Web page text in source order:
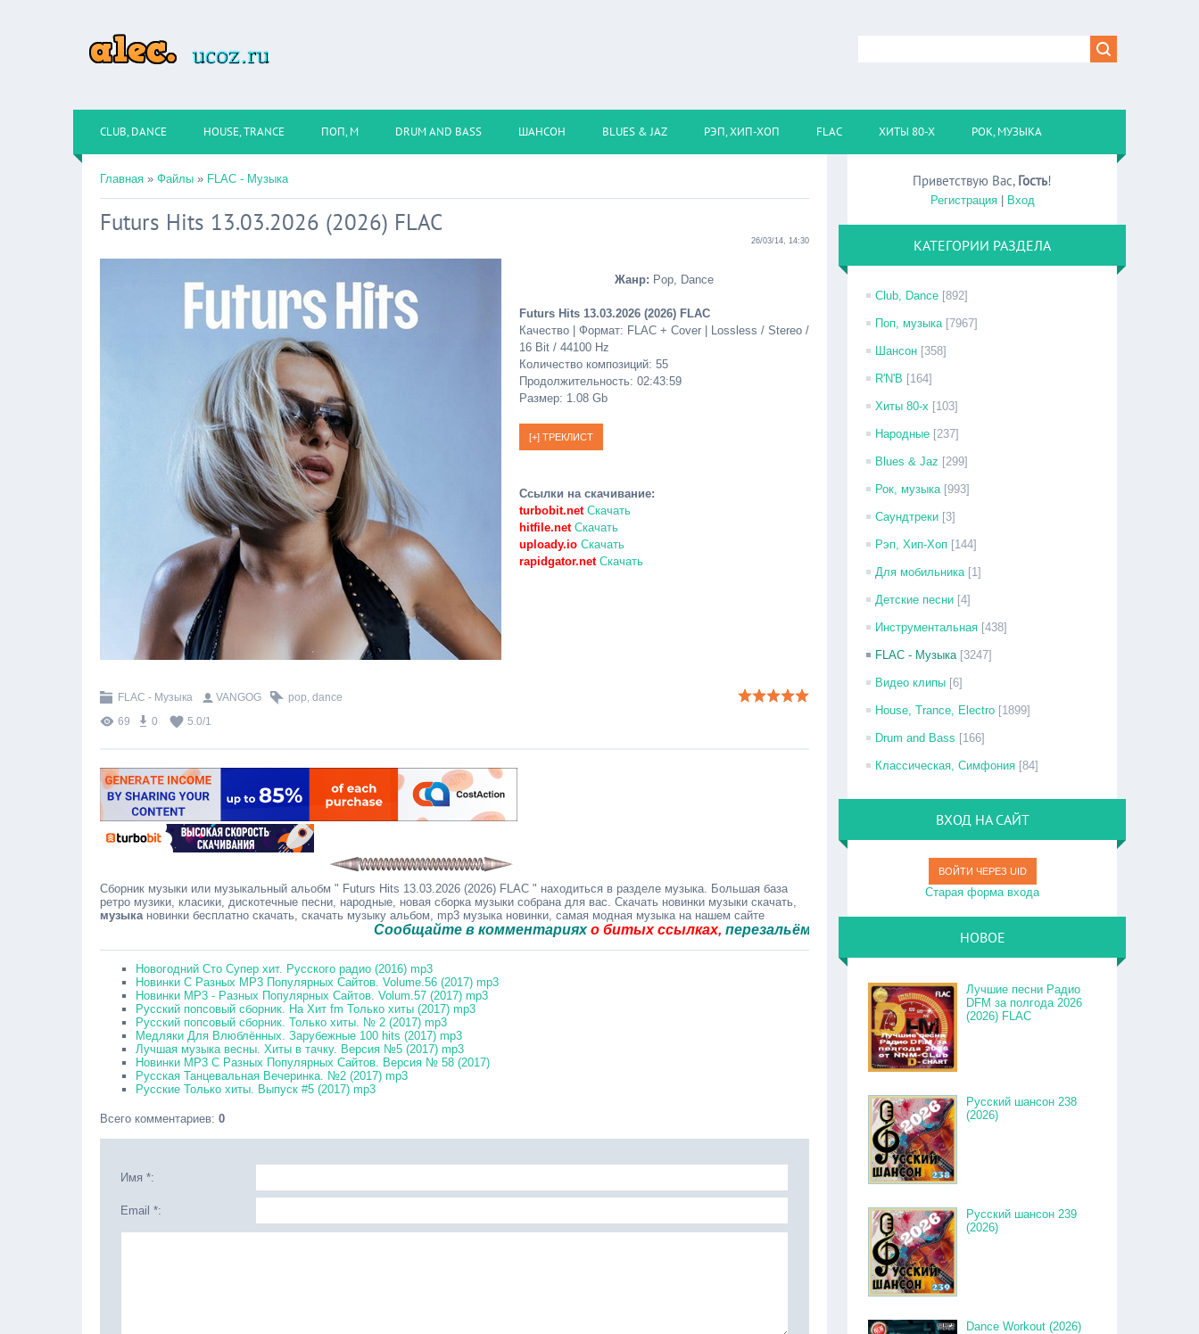
CLUB, DANCE HOUSE, TRANCE ПОП, М DRUM AND BASS ШАНСОН BLUES & JAZ РЭП, ХИП-ХОП FLAC ХИТЫ 80-Х РОК, МУЗЫКА
Главная » Файлы » FLAC - Музыка
Futurs Hits 13.03.2026 (2026) FLAC
26/03/14, 14:30
Жанр: Pop, Dance
Futurs Hits 13.03.2026 (2026) FLAC
Качество | Формат: FLAC + Cover | Lossless / Stereo /
16 Bit / 44100 Hz
Количество композиций: 55
Продолжительность: 02:43:59
Размер: 1.08 Gb
Ссылки на скачивание:
turbobit.netСкачать
hitfile.netСкачать
uploady.io Скачать
rapidgator.netСкачать
FLAC - Музыка VANGOG pop, dance
69
0 5.0/1
Сборник музыки или музыкальный альобм " Futurs Hits 13.03.2026 (2026) FLAC " находиться в разделе музыка. Большая база
ретро музики, класики, дискотечные песни, народные, новая сборка музыки собрана для вас. Скачать новинки музыки скачать,
музыкановинки бесплатно скачать, скачать музыку альбом, mp3 музыка новинки, самая модная музыка на нашем сайте
Сообщайте в комментарияхо битых ссылках,перезальём быстро.
Новогодний Сто Супер хит. Русского радио (2016) mp3
Новинки С Разных MP3 Популярных Сайтов. Volume.56 (2017) mp3
Новинки MP3 - Разных Популярных Сайтов. Volum.57 (2017) mp3
Русский попсовый сборник. На Хит fm Только хиты (2017) mp3
Русский попсовый сборник. Только хиты. № 2 (2017) mp3
Медляки Для Влюблённых. Зарубежные 100 hits (2017) mp3
Лучшая музыка весны. Хиты в тачку. Версия №5 (2017) mp3
Новинки MP3 С Разных Популярных Сайтов. Версия № 58 (2017)
Русская Танцевальная Вечеринка. №2 (2017) mp3
Русские Только хиты. Выпуск #5 (2017) mp3
Всего комментариев: 0
Имя *:
Email *:
Приветствую Вас, Гость!
Регистрация| Вход
КАТЕГОРИИ РАЗДЕЛА
Club, Dance [892]
Поп, музыка [7967]
Шансон [358]
R'N'B [164]
Хиты 80-х [103]
Народные [237]
Blues & Jaz [299]
Рок, музыка [993]
Саундтреки [3]
Рэп, Хип-Хоп [144]
Для мобильника [1]
Детские песни [4]
Инструментальная [438]
FLAC - Музыка [3247]
Видео клипы [6]
House, Trance, Electro [1899]
Drum and Bass [166]
Классическая, Симфония [84]
ВХОД НА САЙТ
ВОЙТИ ЧЕРЕЗ UID
Старая форма входа
НОВОЕ
Лучшие песни Радио
DFM за полгода 2026
(2026) FLAC
Русский шансон 238
(2026)
Русский шансон 239
(2026)
Dance Workout (2026)